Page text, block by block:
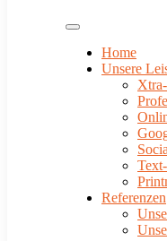
Home
Unsere
Referenzen